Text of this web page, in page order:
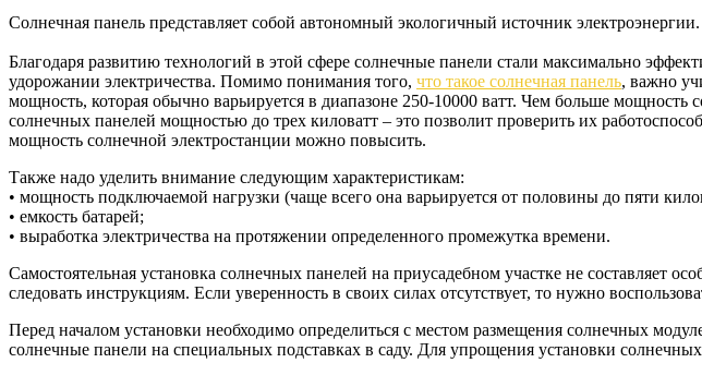
Солнечная панель представляет собой автономный экологичный источник
Благодаря развитию технологий в этой сфере солнечные панели стали максимально
удорожании электричества. Помимо понимания того, что такое солнечная панель, важно
мощность, которая обычно варьируется в диапазоне 250-10000 ватт. Чем больше
солнечных панелей мощностью до трех киловатт – это позволит проверить их
мощность солнечной электростанции можно повысить.
Также надо уделить внимание следующим характеристикам:
• мощность подключаемой нагрузки (чаще всего она варьируется от половины до пяти
• емкость батарей;
• выработка электричества на протяжении определенного промежутка времени.
Самостоятельная установка солнечных панелей на приусадебном участке не
следовать инструкциям. Если уверенность в своих силах отсутствует, то нужно
Перед началом установки необходимо определиться с местом размещения солнечных
солнечные панели на специальных подставках в саду. Для упрощения установки